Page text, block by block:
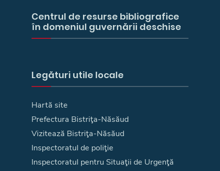
Centrul de resurse bibliografice
în domeniul guvernării deschise
Legături utile locale
Hartă site
Prefectura Bistriţa-Năsăud
Vizitează Bistriţa-Năsăud
Inspectoratul de poliţie
Inspectoratul pentru Situaţii de Urgenţă